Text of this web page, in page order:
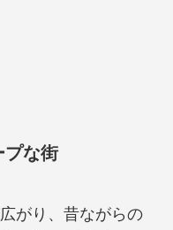
プな街
がり、昔ながらの